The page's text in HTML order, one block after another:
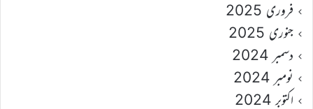
فروری 2025
جنوری 2025
دسمبر 2024
نومبر 2024
اکتوبر 2024